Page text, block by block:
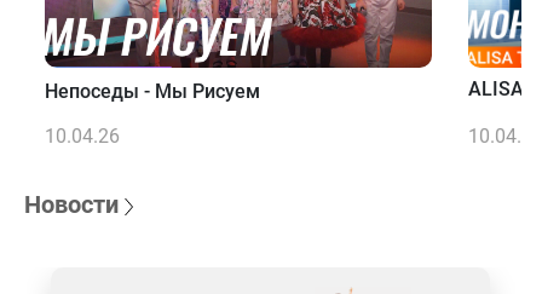
Непоседы - Мы Рисуем
10.04.26
ALISA
10.04.26
Новости